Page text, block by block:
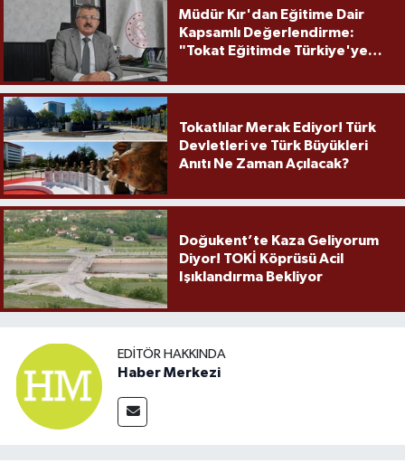
Müdür Kır'dan Eğitime Dair
Kapsamlı Değerlendirme:
"Tokat Eğitimde Türkiye'ye
Tokatlılar Merak Ediyor! Türk
Devletleri ve Türk Büyükleri
Anıtı Ne Zaman Açılacak?
Doğukent’te Kaza Geliyorum
Diyor! TOKİ Köprüsü Acil
Işıklandırma Bekliyor
EDITÖR HAKKINDA
Haber Merkezi